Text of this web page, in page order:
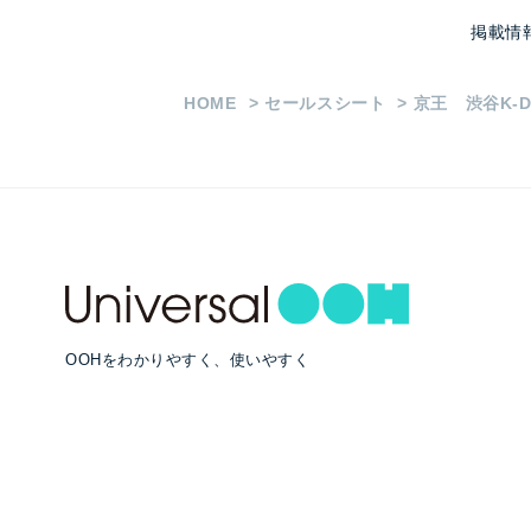
掲載情
HOME セールスシート 京王 渋谷K-
OOHをわかりやすく、使いやすく